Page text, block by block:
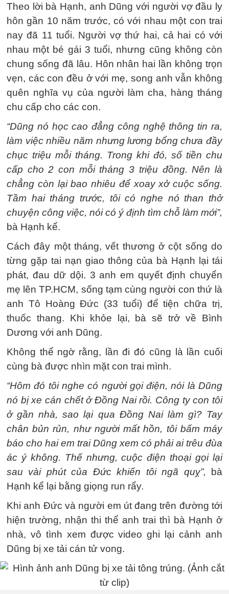
Theo lời bà Hạnh, anh Dũng với người vợ đầu ly
hôn gần 10 năm trước, có với nhau một con trai
nay đã 11 tuổi. Người vợ thứ hai, cả hai có với
nhau một bé gái 3 tuổi, nhưng cũng không còn
chung sống đã lâu. Hôn nhân hai lần không trọn
vẹn, các con đều ở với mẹ, song anh vẫn không
quên nghĩa vụ của người làm cha, hàng tháng
chu cấp cho các con.
“Dũng nó học cao đẳng công nghệ thông tin ra,
làm việc nhiều năm nhưng lương bổng chưa đầy
chục triệu mỗi tháng. Trong khi đó, số tiền chu
cấp cho 2 con mỗi tháng 3 triệu đồng. Nên là
chẳng còn lại bao nhiêu để xoay xở cuộc sống.
Tầm hai tháng trước, tôi có nghe nó than thở
chuyện công việc, nói có ý định tìm chỗ làm mới”,
bà Hạnh kể.
Cách đây một tháng, vết thương ở cột sống do
từng gặp tai nạn giao thông của bà Hạnh lại tái
phát, đau dữ dội. 3 anh em quyết định chuyển
mẹ lên TP.HCM, sống tạm cùng người con thứ là
anh Tô Hoàng Đức (33 tuổi) để tiện chữa trị,
thuốc thang. Khi khỏe lại, bà sẽ trở về Bình
Dương với anh Dũng.
Không thể ngờ rằng, lần đi đó cũng là lần cuối
cùng bà được nhìn mặt con trai mình.
“Hôm đó tôi nghe có người gọi điện, nói là Dũng
nó bị xe cán chết ở Đồng Nai rồi. Công ty con tôi
ở gần nhà, sao lại qua Đồng Nai làm gì? Tay
chân bủn rủn, như người mất hồn, tôi bấm máy
báo cho hai em trai Dũng xem có phải ai trêu đùa
ác ý không. Thế nhưng, cuộc điện thoại gọi lại
sau vài phút của Đức khiến tôi ngã quỵ”, bà
Hạnh kể lại bằng giọng run rẩy.
Khi anh Đức và người em út đang trên đường tới
hiện trường, nhận thi thể anh trai thì bà Hạnh ở
nhà, vô tình xem được video ghi lại cảnh anh
Dũng bị xe tải cán tử vong.